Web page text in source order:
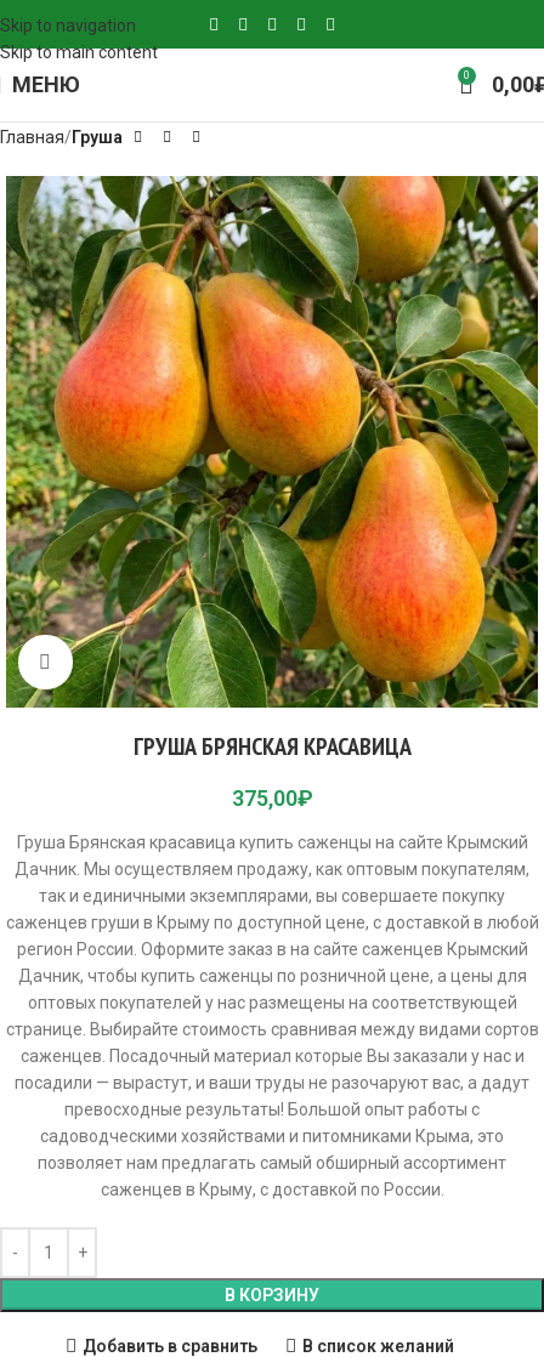
Skip to navigation
Skip to main content
МЕНЮ 0 0,00
Главная Груша
Click to enlarge
ГРУША БРЯНСКАЯ КРАСАВИЦА
375,00₽
Груша Брянская красавица купить саженцы на сайте Крымский
Дачник. Мы осуществляем продажу, как оптовым покупателям,
так и единичными экземплярами, вы совершаете покупку
саженцев груши в Крыму по доступной цене, с доставкой в любой
регион России. Оформите заказ в на сайте саженцев Крымский
Дачник, чтобы купить саженцы по розничной цене, а цены для
оптовых покупателей у нас размещены на соответствующей
странице. Выбирайте стоимость сравнивая между видами сортов
саженцев. Посадочный материал которые Вы заказали у нас и
посадили — вырастут, и ваши труды не разочаруют вас, а дадут
превосходные результаты! Большой опыт работы с
садоводческими хозяйствами и питомниками Крыма, это
позволяет нам предлагать самый обширный ассортимент
саженцев в Крыму, с доставкой по России.
В КОРЗИНУ
Добавить в сравнить В список желаний